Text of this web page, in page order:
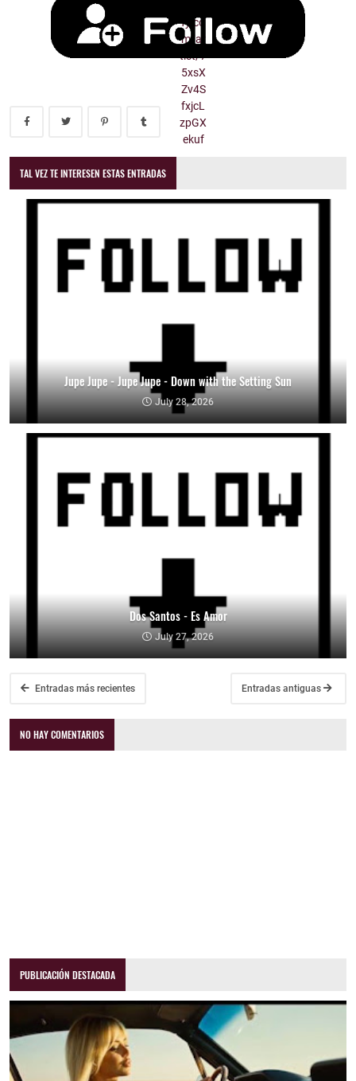
TAL VEZ TE INTERESEN ESTAS ENTRADAS
Jupe Jupe - Jupe Jupe - Down with the Setting Sun
July 28, 2026
Dos Santos - Es Amor
July 27, 2026
Entradas más recientes Entradas antiguas
NO HAY COMENTARIOS
PUBLICACIÓN DESTACADA